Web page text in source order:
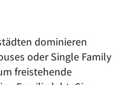
dominieren
oder Single Family
freistehende